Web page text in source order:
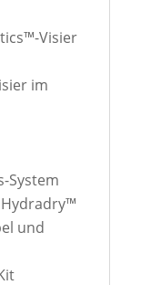
Visier
im
System
und